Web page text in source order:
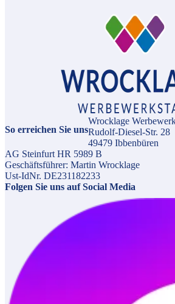
So erreichen Sie uns
Wrocklage
Rudolf-Diesel-Str. 28
49479 Ibbenbüren
AG Steinfurt HR 5989 B
Geschäftsführer: Martin Wrocklage
Ust-IdNr. DE231182233
Folgen Sie uns auf Social Media